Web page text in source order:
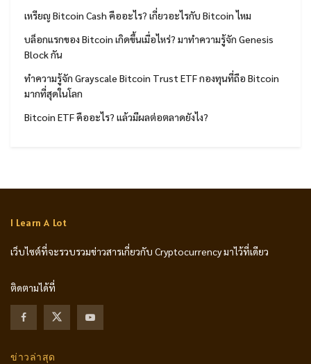
เหรียญ Bitcoin Cash คืออะไร? เกี่ยวอะไรกับ Bitcoin ไหม
บล็อกแรกของ Bitcoin เกิดขึ้นเมื่อไหร่? มาทำความรู้จัก Genesis
Block กัน
ทำความรู้จัก Grayscale Bitcoin Trust ETF กองทุนที่ถือ Bitcoin
มากที่สุดในโลก
Bitcoin ETF คืออะไร? แล้วมีผลต่อตลาดยังไง?
I Learn A Lot
เว็บไซต์ที่จะรวบรวมข่าวสารเกี่ยวกับ Cryptocurrency มาไว้ที่เดียว
ติดตามได้ที่
ข่าวล่าสุด